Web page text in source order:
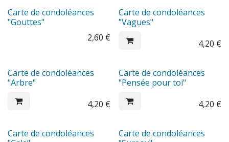
Carte de condoléances
"Gouttes"
2,60 €
Carte de condoléances
"Vagues"
4,20 €
Carte de condoléances
"Arbre"
4,20 €
Carte de condoléances
"Pensée pour toi"
4,20 €
Carte de condoléances
Carte de condoléances